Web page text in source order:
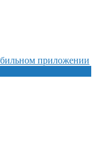
приложении